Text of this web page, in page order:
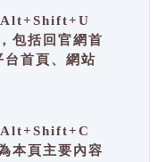
包括回官網首
台首頁、網站
本頁主要內容